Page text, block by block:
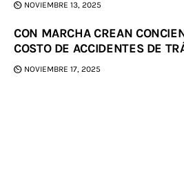
NOVIEMBRE 13, 2025
CON MARCHA CREAN
COSTO DE ACCIDENTES DE
NOVIEMBRE 17, 2025